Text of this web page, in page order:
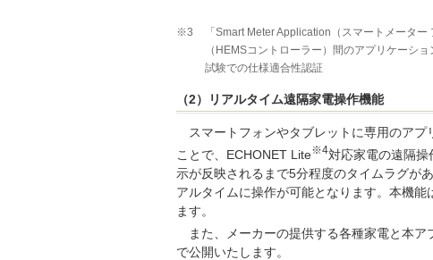
※3
「Smart Meter Application（スマートメータ
（HEMSコントローラー）間のアプリケーシ
試験での仕様適合性認証
（2）リアルタイム遠隔家電操作機能
スマートフォンやタブレットに専用のア
ことで、ECHONET Lite※4対応家電の遠隔操
示が反映されるまで5分程度のタイムラグが
アルタイムに操作が可能となります。本機
ます。
また、メーカーの提供する各種家電と本
で公開いたします。